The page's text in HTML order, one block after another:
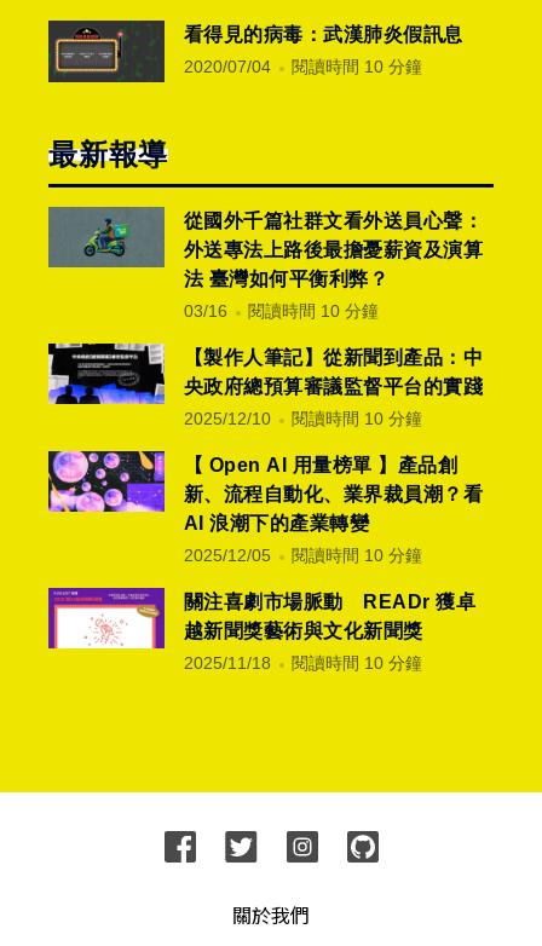
看得見的病毒：武漢肺炎假訊息
2020/07/04 閱讀時間 10 分鐘
最新報導
從國外千篇社群文看外送員心聲：
外送專法上路後最擔憂薪資及演算
法 臺灣如何平衡利弊？
03/16 閱讀時間 10 分鐘
【製作人筆記】從新聞到產品：中
央政府總預算審議監督平台的實踐
2025/12/10 閱讀時間 10 分鐘
【 Open AI 用量榜單 】產品創
新、流程自動化、業界裁員潮？看
AI 浪潮下的產業轉變
2025/12/05 閱讀時間 10 分鐘
關注喜劇市場脈動 READr 獲卓
越新聞獎藝術與文化新聞獎
2025/11/18 閱讀時間 10 分鐘
關於我們